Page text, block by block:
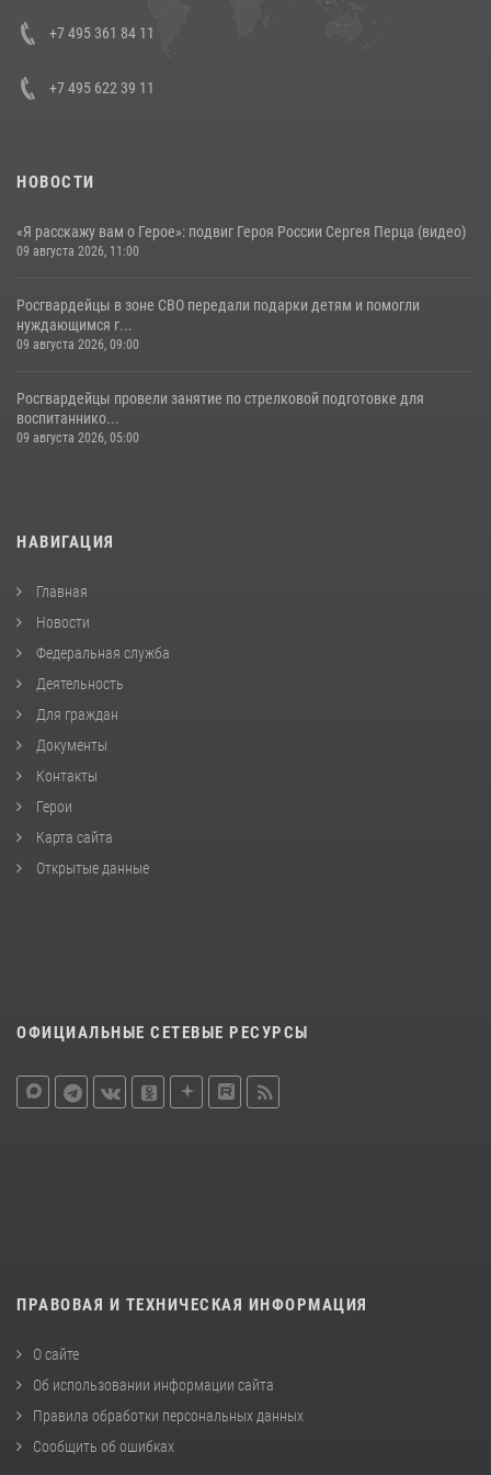
представителя Президента Российской Федерации в Северо-
Кавказском федеральном округе Виталием Кузнецовым
+7 495 361 84 11
+7 495 622 39 11
НОВОСТИ
«Я расскажу вам о Герое»: подвиг Героя России Сергея Перца (видео)
09 августа 2026, 11:00
Росгвардейцы в зоне СВО передали подарки детям и помогли
нуждающимся г...
09 августа 2026, 09:00
Росгвардейцы провели занятие по стрелковой подготовке для
воспитаннико...
09 августа 2026, 05:00
НАВИГАЦИЯ
Главная
Новости
Федеральная служба
Деятельность
Для граждан
Документы
Контакты
Герои
Карта сайта
Открытые данные
ОФИЦИАЛЬНЫЕ СЕТЕВЫЕ РЕСУРСЫ
ПРАВОВАЯ И ТЕХНИЧЕСКАЯ ИНФОРМАЦИЯ
О сайте
Об использовании информации сайта
Правила обработки персональных данных
Сообщить об ошибках